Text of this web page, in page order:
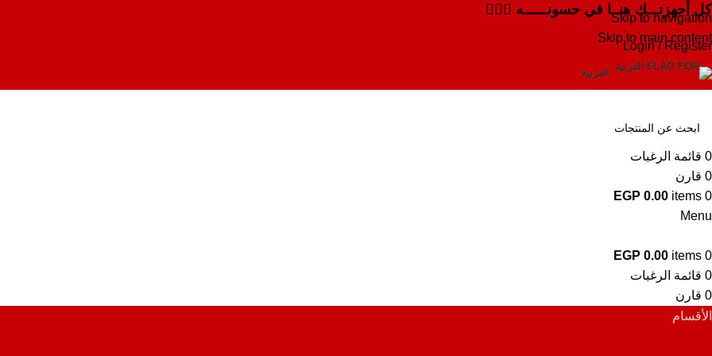
Skip to navigation
Skip to main content
كل أجهزتـــك هنــا في حسونــــــه ✌🏻✨
Login / Register
العربية
0 قائمة الرغبات
0 قارن
0
items
EGP 0.00
Menu
0
items
EGP 0.00
0 قائمة الرغبات
0 قارن
الأقسام